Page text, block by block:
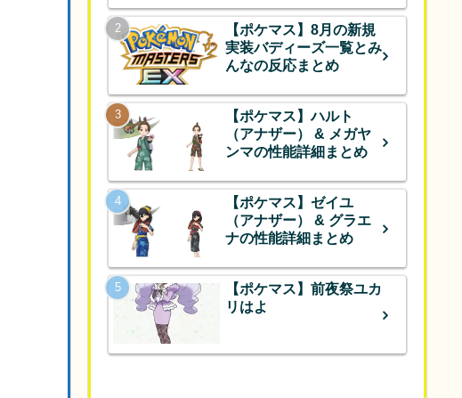
【ポケマス】8月の新規
実装バディーズ一覧とみ
んなの反応まとめ
【ポケマス】ハルト
（アナザー） & メガヤ
ンマの性能詳細まとめ
【ポケマス】ゼイユ
（アナザー） & グラエ
ナの性能詳細まとめ
【ポケマス】前夜祭ユカ
リはよ